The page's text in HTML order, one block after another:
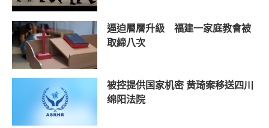
逼迫層層升級 福建一家庭教會被
取締八次
被控提供国家机密 黄琦案移送四川
绵阳法院